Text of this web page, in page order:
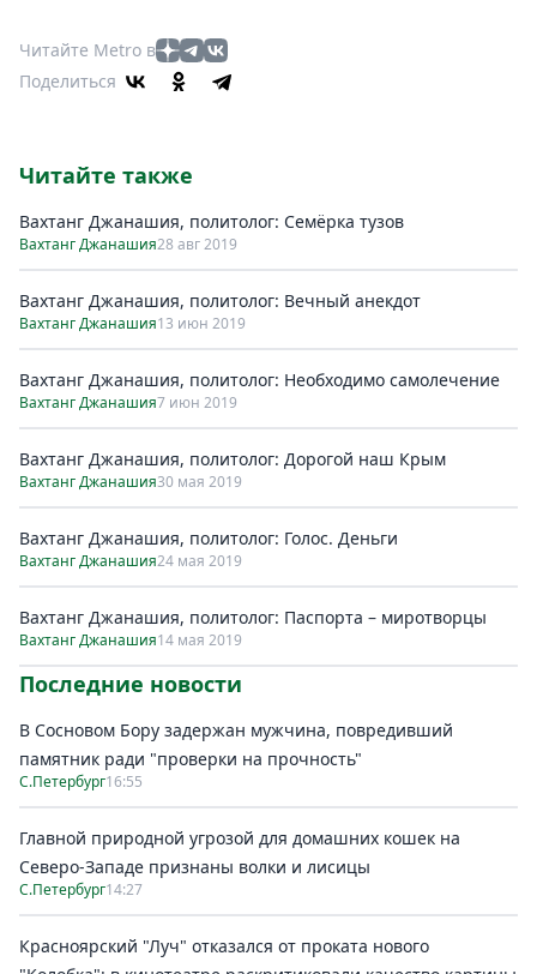
Читайте Metro в
Поделиться
Читайте также
Вахтанг Джанашия, политолог: Семёрка тузов
Вахтанг Джанашия28 авг 2019
Вахтанг Джанашия, политолог: Вечный анекдот
Вахтанг Джанашия13 июн 2019
Вахтанг Джанашия, политолог: Необходимо самолечение
Вахтанг Джанашия7 июн 2019
Вахтанг Джанашия, политолог: Дорогой наш Крым
Вахтанг Джанашия30 мая 2019
Вахтанг Джанашия, политолог: Голос. Деньги
Вахтанг Джанашия24 мая 2019
Вахтанг Джанашия, политолог: Паспорта – миротворцы
Вахтанг Джанашия14 мая 2019
Последние новости
В Сосновом Бору задержан мужчина, повредивший
памятник ради "проверки на прочность"
С.Петербург16:55
Главной природной угрозой для домашних кошек на
Северо-Западе признаны волки и лисицы
С.Петербург14:27
Красноярский "Луч" отказался от проката нового